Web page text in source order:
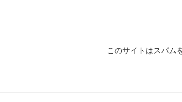
このサイトはスパム